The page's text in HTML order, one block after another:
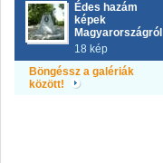
Édes hazám
képek
Magyarországról
18 kép
Böngéssz a galériák
között!